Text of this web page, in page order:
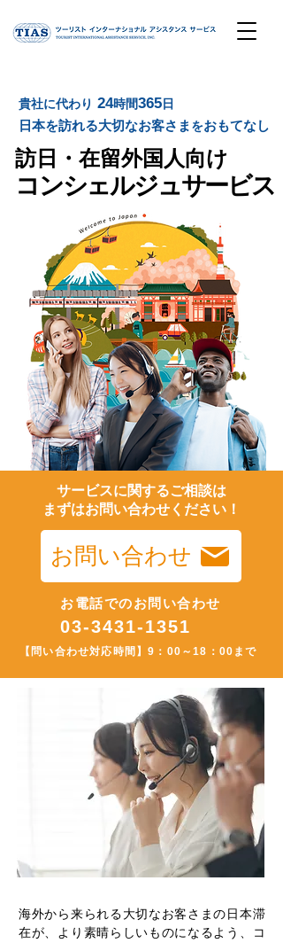
​貴社に代わり ​ 24時間365日
日本を訪れる大切なお客さま をおもてなし
​訪日・在留外国人向け
コンシェルジュサービス
サービスに関するご相談は
​まずはお問い合わせください！
お問い合わせ
お電話でのお問い合わせ
​03-3431-1351
【問い合わせ対応時間】9：00～18：00まで
海外から来られる大切なお客さまの日本滞
在が、より素晴らしいものになるよう、コ